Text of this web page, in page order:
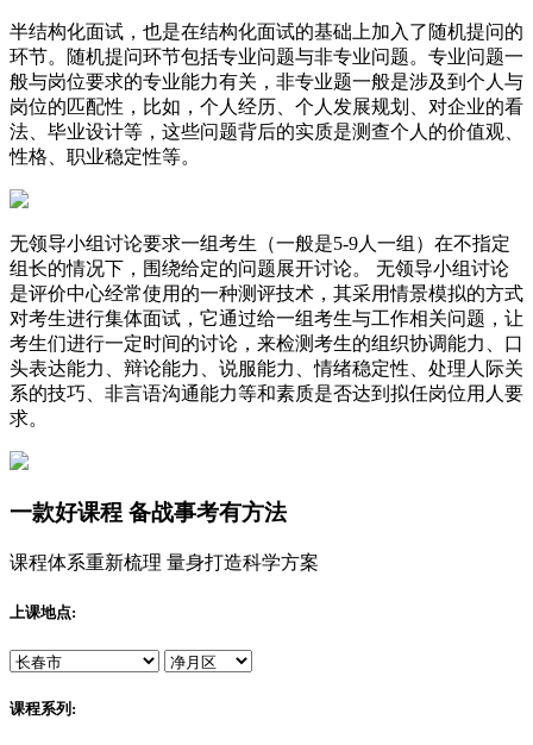
半结构化面试，也是在结构化面试的基础上加入了随机提问的
环节。随机提问环节包括专业问题与非专业问题。专业问题一
般与岗位要求的专业能力有关，非专业题一般是涉及到个人与
岗位的匹配性，比如，个人经历、个人发展规划、对企业的看
法、毕业设计等，这些问题背后的实质是测查个人的价值观、
性格、职业稳定性等。
无领导小组讨论要求一组考生（一般是5-9人一组）在不指定
组长的情况下，围绕给定的问题展开讨论。 无领导小组讨论
是评价中心经常使用的一种测评技术，其采用情景模拟的方式
对考生进行集体面试，它通过给一组考生与工作相关问题，让
考生们进行一定时间的讨论，来检测考生的组织协调能力、口
头表达能力、辩论能力、说服能力、情绪稳定性、处理人际关
系的技巧、非言语沟通能力等和素质是否达到拟任岗位用人要
求。
一款好课程 备战事考有方法
课程体系重新梳理 量身打造科学方案
上课地点:
课程系列: